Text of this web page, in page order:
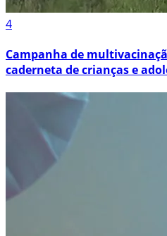
4
Campanha de
caderneta de crianças e